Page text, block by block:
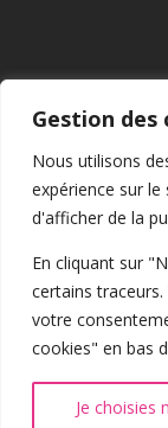
Gestion des
Nous utilisons
expérience sur
d'afficher de la
En cliquant sur
certains
votre
cookies" en bas
Je choisies